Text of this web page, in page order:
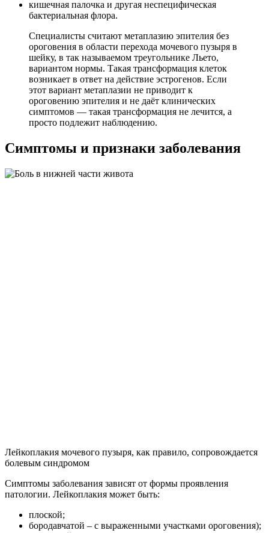
кишечная палочка и другая неспецифическая
бактериальная флора.
Специалисты считают метаплазию эпителия без
ороговения в области перехода мочевого пузыря в
шейку, в так называемом треугольнике Льето,
вариантом нормы. Такая трансформация клеток
возникает в ответ на действие эстрогенов. Если
этот вариант метаплазии не приводит к
ороговению эпителия и не даёт клинических
симптомов — такая трансформация не лечится, а
просто подлежит наблюдению.
Симптомы и признаки заболевания
Лейкоплакия мочевого пузыря, как правило, сопровождается
болевым синдромом
Симптомы заболевания зависят от формы проявления
патологии. Лейкоплакия может быть:
плоской;
бородавчатой – с выраженными участками ороговения);